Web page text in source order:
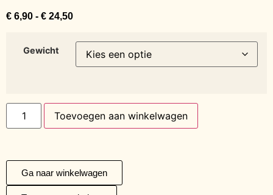
€ 6,90 - € 24,50
Gewicht
Toevoegen aan winkelwagen
Ga naar winkelwagen